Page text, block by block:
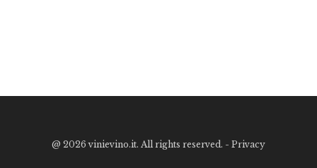
@ 2026 vinievino.it. All rights reserved. - Privacy